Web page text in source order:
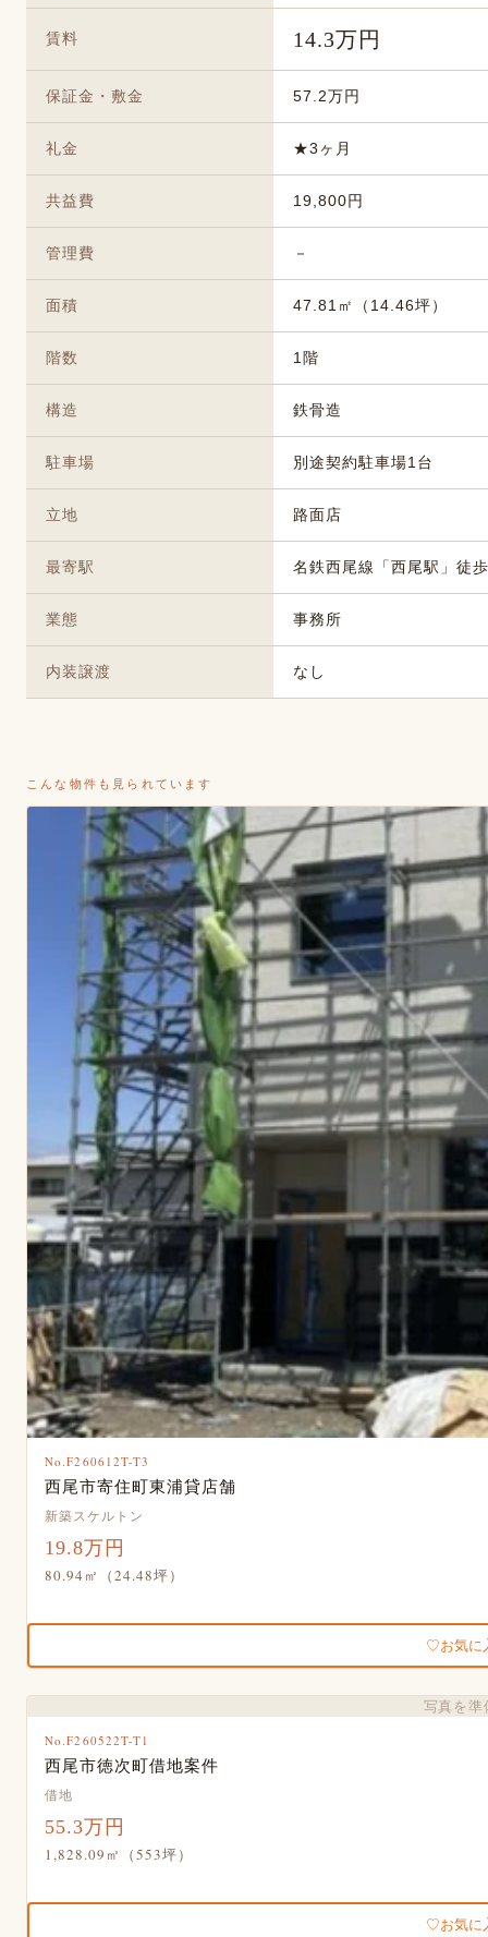
賃料 14.3万円
保証金・敷金 57.2万円
礼金 ★3ヶ月
共益費 19,800円
管理費 －
面積 47.81㎡（14.46坪）
階数 1階
構造 鉄骨造
駐車場 別途契約駐車場1台
立地 路面店
最寄駅 名鉄西尾線「西尾駅」徒
業態 事務所
内装譲渡 なし
こんな物件も見られています
No.F260612T-T3
西尾市寄住町東浦貸店舗
新築スケルトン
19.8万円
80.94㎡（24.48坪）
お気に
写真を準
No.F260522T-T1
西尾市徳次町借地案件
借地
55.3万円
1,828.09㎡（553坪）
お気に